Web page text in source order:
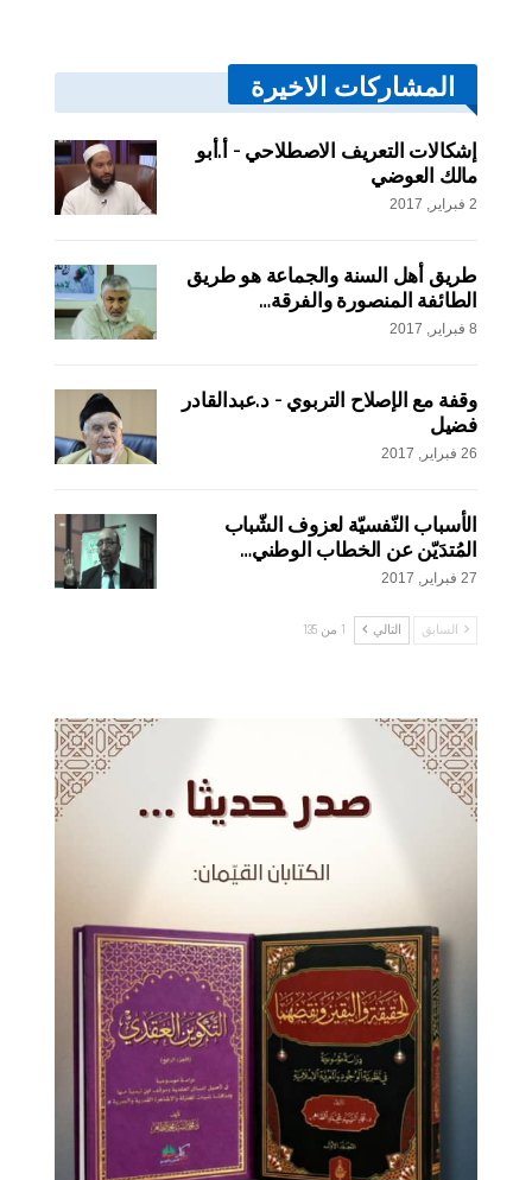
المشاركات الاخيرة
إشكالات التعريف الاصطلاحي – أ.أبو
مالك العوضي
2 فبراير, 2017
طريق أهل السنة والجماعة هو طريق
الطائفة المنصورة والفرقة…
8 فبراير, 2017
وقفة مع الإصلاح التربوي – د.عبدالقادر
فضيل
26 فبراير, 2017
الأسباب النّفسيّة لعزوف الشّباب
المُتدَيّن عن الخطاب الوطني…
27 فبراير, 2017
السابق التالي 1 من 135